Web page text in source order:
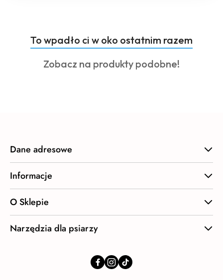
Pomiń karuzelę produktów
Produkty
o
statusie:
To wpadło ci w oko ostatnim razem
Produkty
Zobacz na produkty podobne!
Dane adresowe
Informacje
O Sklepie
Narzędzia dla psiarzy